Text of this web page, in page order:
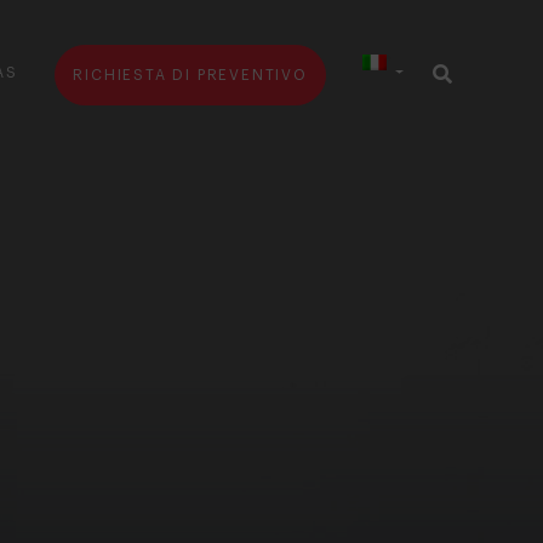
RICHIESTA DI PREVENTIVO